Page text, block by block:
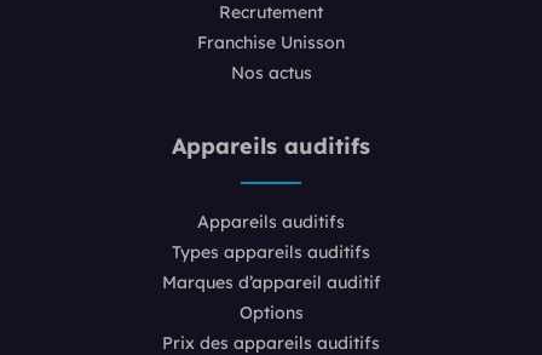
Recrutement
Franchise Unisson
Nos actus
Appareils auditifs
Appareils auditifs
Types appareils auditifs
Marques d’appareil auditif
Options
Prix des appareils auditifs